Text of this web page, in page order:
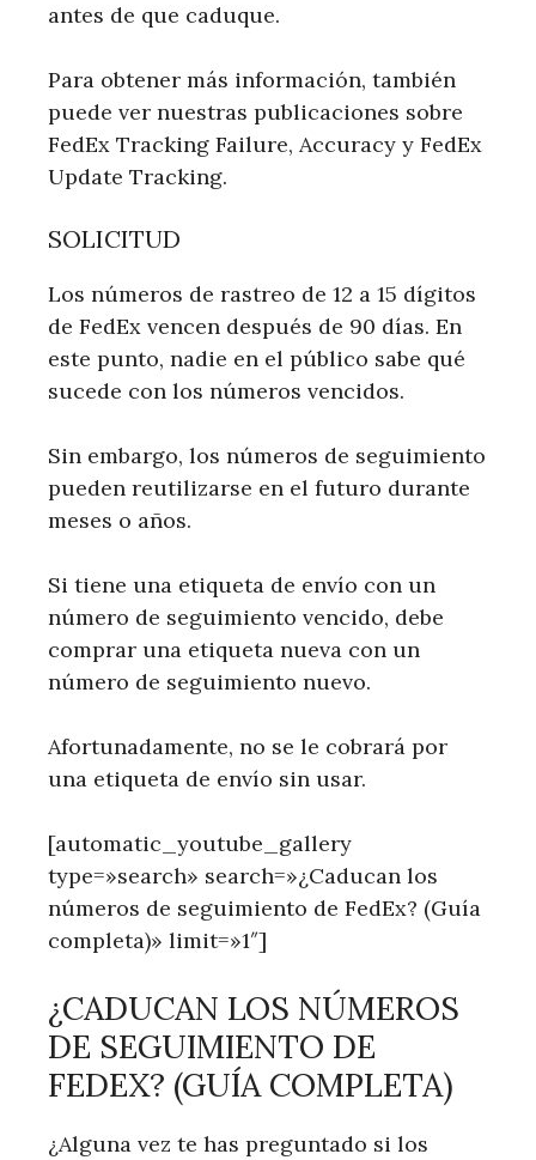
antes de que caduque.
Para obtener más información, también
puede ver nuestras publicaciones sobre
FedEx Tracking Failure, Accuracy y FedEx
Update Tracking.
SOLICITUD
Los números de rastreo de 12 a 15 dígitos
de FedEx vencen después de 90 días. En
este punto, nadie en el público sabe qué
sucede con los números vencidos.
Sin embargo, los números de seguimiento
pueden reutilizarse en el futuro durante
meses o años.
Si tiene una etiqueta de envío con un
número de seguimiento vencido, debe
comprar una etiqueta nueva con un
número de seguimiento nuevo.
Afortunadamente, no se le cobrará por
una etiqueta de envío sin usar.
[automatic_youtube_gallery
type=»search» search=»¿Caducan los
números de seguimiento de FedEx? (Guía
completa)» limit=»1″]
¿CADUCAN LOS NÚMEROS
DE⁣ SEGUIMIENTO ‌DE
FEDEX? (GUÍA COMPLETA)
¿Alguna vez te has preguntado si los